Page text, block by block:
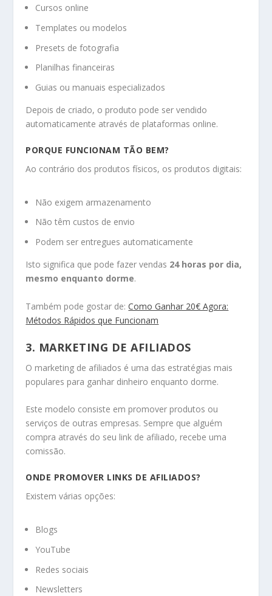
Cursos online
Templates ou modelos
Presets de fotografia
Planilhas financeiras
Guias ou manuais especializados
Depois de criado, o produto pode ser vendido
automaticamente através de plataformas online.
PORQUE FUNCIONAM TÃO BEM?
Ao contrário dos produtos físicos, os produtos digitais:
Não exigem armazenamento
Não têm custos de envio
Podem ser entregues automaticamente
Isto significa que pode fazer vendas 24 horas por dia,
mesmo enquanto dorme.
Também pode gostar de:Como Ganhar 20€ Agora:
Métodos Rápidos que Funcionam
3. MARKETING DE AFILIADOS
O marketing de afiliados é uma das estratégias mais
populares para ganhar dinheiro enquanto dorme.
Este modelo consiste em promover produtos ou
serviços de outras empresas. Sempre que alguém
compra através do seu link de afiliado, recebe uma
comissão.
ONDE PROMOVER LINKS DE AFILIADOS?
Existem várias opções:
Blogs
YouTube
Redes sociais
Newsletters